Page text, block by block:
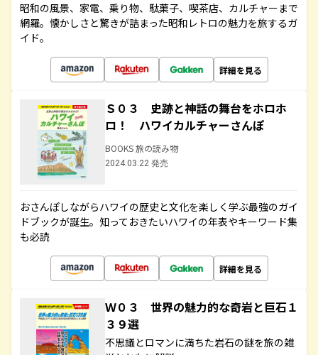
昭和の風景、家電、乗り物、駄菓子、喫茶店、カルチャーまで
網羅。懐かしさと驚きが詰まった昭和レトロの魅力を旅するガ
イド。
詳細を見る
Ｓ０３ 史跡と神話の舞台をホロホ
ロ！ ハワイカルチャーさんぽ
BOOKS 旅の読み物
2024.03.22 発売
おさんぽしながらハワイの歴史と文化を楽しく学ぶ最強のガイ
ドブックが誕生。知っておきたいハワイの年表やキーワード集
も必読
詳細を見る
Ｗ０３ 世界の魅力的な奇岩と巨石１
３９選
不思議とロマンに満ちた岩石の謎を旅の雑